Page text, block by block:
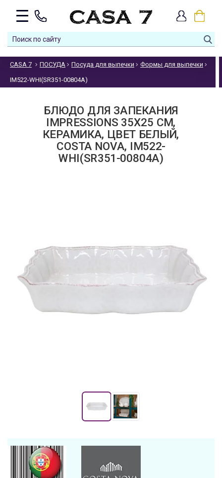
CASA 7 ПОСУДА Посуда для выпечки Формы для выпечки
IM522-WHI(SR351-00804A)
БЛЮДО ДЛЯ ЗАПЕКАНИЯ
IMPRESSIONS 35Х25 СМ,
КЕРАМИКА, ЦВЕТ БЕЛЫЙ,
COSTA NOVA, IM522-
WHI(SR351-00804A)